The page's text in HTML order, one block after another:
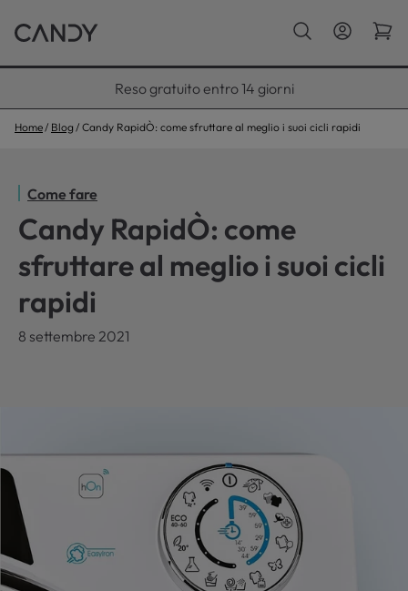
Paga con Klarna fino a 12 rate
Home Blog Candy RapidÒ: come sfruttare al meglio i suoi cicli rapidi
Come fare
Candy RapidÒ: come
sfruttare al meglio i suoi cicli
rapidi
8 settembre 2021